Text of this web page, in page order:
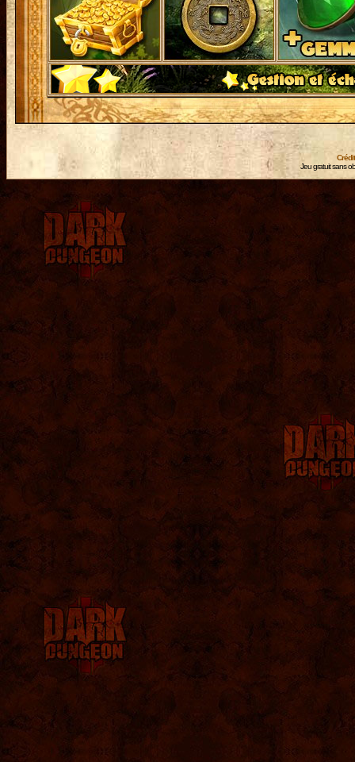
Jeu gratuit sans